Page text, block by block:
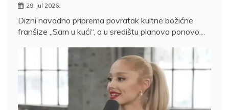
29. jul 2026.
Dizni navodno priprema povratak kultne božićne
franšize „Sam u kući“, a u središtu planova ponovo…